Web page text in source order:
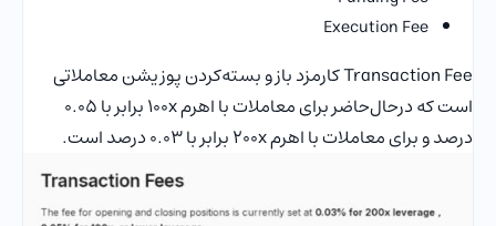
Execution Fee
Transaction Fee کارمزد باز و بسته‌کردن پوزیشن معاملاتی
است که درحال‌حاضر برای معاملات با اهرم 100x برابر با 0.05
درصد و برای معاملات با اهرم 200x برابر با 0.03 درصد است.